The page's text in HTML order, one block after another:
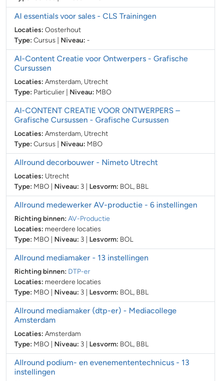
AI essentials voor sales - CLS Trainingen
Locaties: Oosterhout
Type: Cursus Niveau: -
AI-Content Creatie voor Ontwerpers - Grafische
Cursussen
Locaties: Amsterdam, Utrecht
Type: Particulier Niveau: MBO
AI-CONTENT CREATIE VOOR ONTWERPERS –
Grafische Cursussen - Grafische Cursussen
Locaties: Amsterdam, Utrecht
Type: Cursus Niveau: MBO
Allround decorbouwer - Nimeto Utrecht
Locaties: Utrecht
Type: MBO Niveau: 3 Lesvorm: BOL, BBL
Allround medewerker AV-productie - 6 instellingen
Richting binnen: AV-Productie
Locaties: meerdere locaties
Type: MBO Niveau: 3 Lesvorm: BOL
Allround mediamaker - 13 instellingen
Richting binnen: DTP-er
Locaties: meerdere locaties
Type: MBO Niveau: 3 Lesvorm: BOL, BBL
Allround mediamaker (dtp-er) - Mediacollege
Amsterdam
Locaties: Amsterdam
Type: MBO Niveau: 3 Lesvorm: BOL, BBL
Allround podium- en evenemententechnicus - 13
instellingen